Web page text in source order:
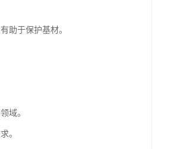
助于保护基材。
域。
。